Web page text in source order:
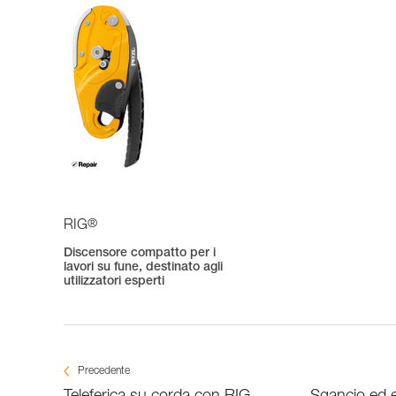
RIG®
Discensore compatto per i
lavori su fune, destinato agli
utilizzatori esperti
Precedente